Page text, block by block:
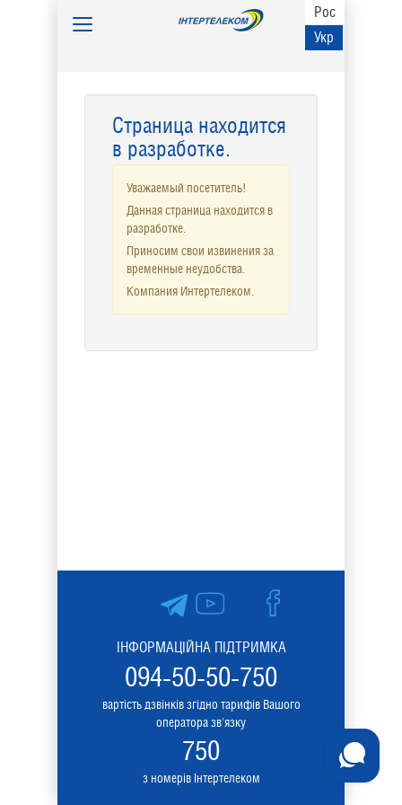
Рос
Укр
Toggle
Страница находится
в разработке.
Уважаемый посетитель!
Данная страница находится в
разработке.
Приносим свои извинения за
временные неудобства.
Компания Интертелеком.
ІНФОРМАЦІЙНА ПІДТРИМКА
094-50-50-750
вартість дзвінків згідно тарифів Вашого
оператора зв'язку
750
з номерів Інтертелеком